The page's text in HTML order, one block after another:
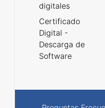
digitales
Certificado
Digital -
Descarga de
Software